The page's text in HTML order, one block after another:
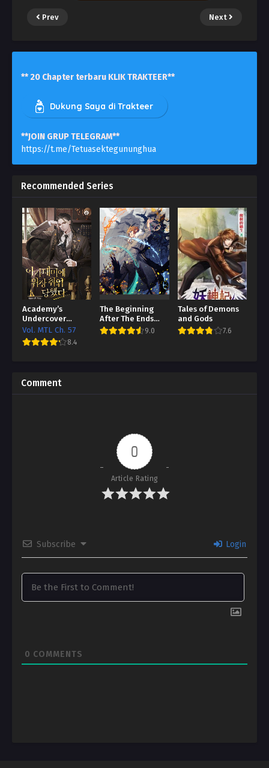
Prev Next
** 20 Chapter terbaru KLIK TRAKTEER**
Dukung Saya di Trakteer
**JOIN GRUP TELEGRAM**
https://t.me/Tetuasektegununghua
Recommended Series
Academy’s
Undercover
Professor
Vol. MTL Ch. 57
8.4
The Beginning
After The Ends
Bahasa Indonesia
9.0
Tales of Demons
and Gods
7.6
Comment
0
Article Rating
Subscribe Login
0 COMMENTS